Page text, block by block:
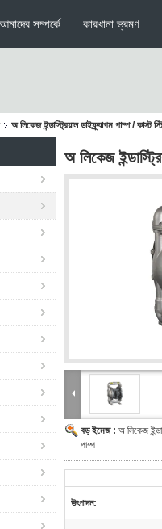
আমাদের সম্পর্কে কারখানা ভ্রমণ
অ লিকেজ ইন্ডাস্ট্রিয়াল ডাইফ্র্যাগম পাম্প / কাস্ট
অ লিকেজ
বড় ইমেজ : অ লিকেজ
পাম্প
উৎপাদন: